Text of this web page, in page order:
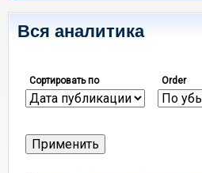
Вся аналитика
Сортировать по Order